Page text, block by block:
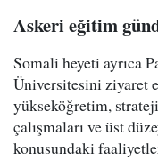
Askeri eğitim
Somali heyeti ayrıca
Üniversitesini ziyaret
yükseköğretim,
çalışmaları ve üst
konusundaki